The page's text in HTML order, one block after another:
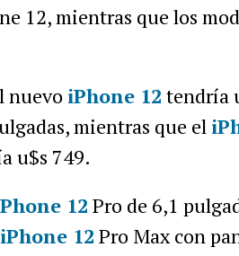
12, mientras que los
nuevo iPhone 12 tendría
mientras que el
u$s 749.
12 Pro de 6,1
iPhone 12 Pro Max con